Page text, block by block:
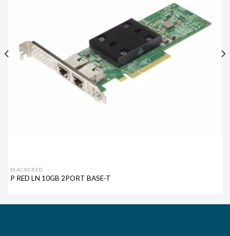
PLACAS RED
P RED LN 10GB 2PORT BASE-T